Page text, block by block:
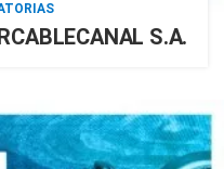
S.A.